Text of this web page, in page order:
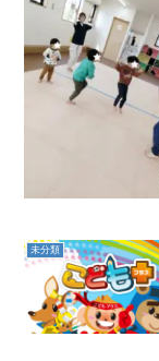
未分類